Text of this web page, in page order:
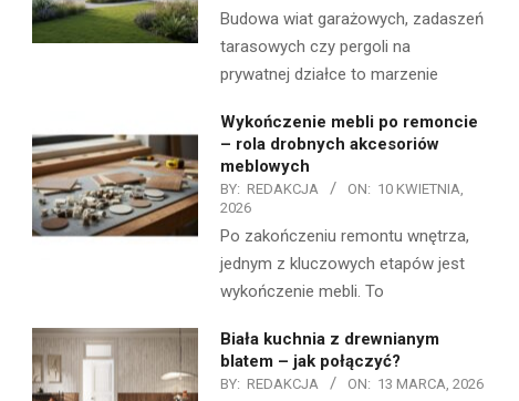
Budowa wiat garażowych, zadaszeń
tarasowych czy pergoli na
prywatnej działce to marzenie
Wykończenie mebli po remoncie
– rola drobnych akcesoriów
meblowych
BY: REDAKCJA ON: 10 KWIETNIA,
2026
Po zakończeniu remontu wnętrza,
jednym z kluczowych etapów jest
wykończenie mebli. To
Biała kuchnia z drewnianym
blatem – jak połączyć?
BY: REDAKCJA ON: 13 MARCA, 2026